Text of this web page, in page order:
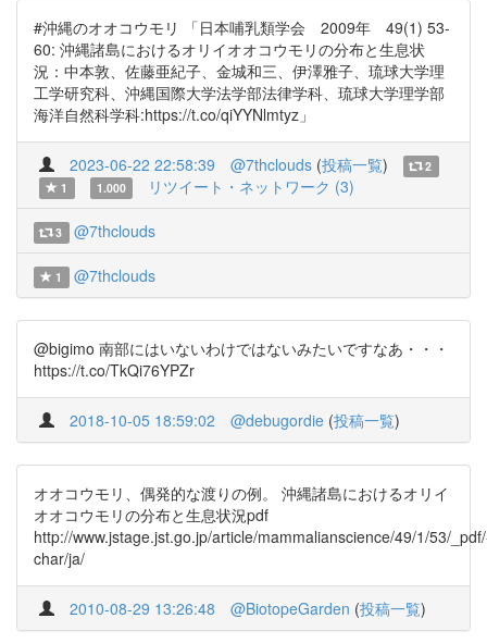
#沖縄のオオコウモリ 「日本哺乳類学会 2009年 49(1) 53-
60: 沖縄諸島におけるオリイオオコウモリの分布と生息状
況：中本敦、佐藤亜紀子、金城和三、伊澤雅子、琉球大学理
工学研究科、沖縄国際大学法学部法律学科、琉球大学理学部
海洋自然科学科:https://t.co/qiYYNlmtyz」
2023-06-22 22:58:39 @7thclouds (投稿一覧)
2
1
1.000 リツイート・ネットワーク (3)
3 @7thclouds
1 @7thclouds
@bigimo 南部にはいないわけではないみたいですなあ・・・
https://t.co/TkQi76YPZr
2018-10-05 18:59:02 @debugordie (投稿一覧)
オオコウモリ、偶発的な渡りの例。 沖縄諸島におけるオリイ
オオコウモリの分布と生息状況pdf
http://www.jstage.jst.go.jp/article/mammalianscience/49/1/53/
char/ja/
2010-08-29 13:26:48 @BiotopeGarden (投稿一覧)